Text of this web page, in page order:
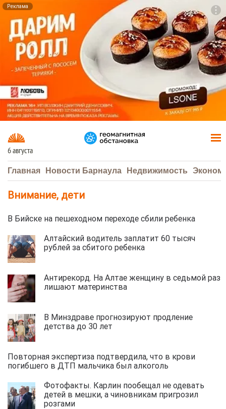
Реклама
6 августа
Главная Новости Барнаула Недвижимость
Внимание, дети
В Бийске на пешеходном переходе сбили ребенка
Алтайский водитель заплатит 60 тысяч
рублей за сбитого ребенка
Антирекорд. На Алтае женщину в седьмой раз
лишают материнства
В Минздраве прогнозируют продление
детства до 30 лет
Повторная экспертиза подтвердила, что в крови
погибшего в ДТП мальчика был алкоголь
Фотофакты. Карлин пообещал не одевать
детей в мешки, а чиновникам пригрозил
розгами